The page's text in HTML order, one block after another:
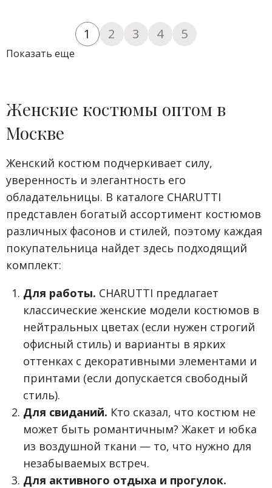
1 2 3 4 5
Показать еще
Женские костюмы оптом в
Москве
Женский костюм подчеркивает силу,
уверенность и элегантность его
обладательницы. В каталоге CHARUTTI
представлен богатый ассортимент костюмов
различных фасонов и стилей, поэтому каждая
покупательница найдет здесь подходящий
комплект:
Для работы. CHARUTTI предлагает
классические женские модели костюмов в
нейтральных цветах (если нужен строгий
офисный стиль) и варианты в ярких
оттенках с декоративными элементами и
принтами (если допускается свободный
стиль).
Для свиданий. Кто сказал, что костюм не
может быть романтичным? Жакет и юбка
из воздушной ткани — то, что нужно для
незабываемых встреч.
Для активного отдыха и прогулок.